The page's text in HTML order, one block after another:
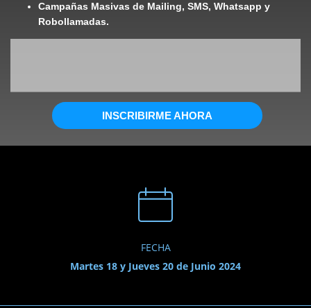
Campañas Masivas de Mailing, SMS, Whatsapp y
Robollamadas.
INSCRIBIRME AHORA
FECHA
Martes 18 y Jueves 20 de Junio 2024